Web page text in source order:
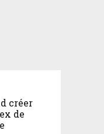
créer
de